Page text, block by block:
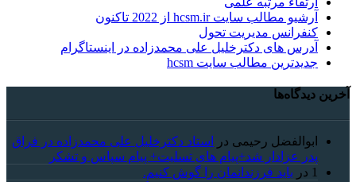
آرشیو مطالب سایت hcsm.ir از 2022 تاکنون
کنفرانس مدیریت تحول
آدرس های دکترخلیل علی محمدزاده در اینستاگرام
جدیدترین مطالب سایت hcsm
آخرین دیدگاه‌ها
ابوالفضل رحیمی در
استاد دکترخلیل علی محمدزاده در فراق
پدر عزادار شد+پیام های تسلیت+ پیام سپاس و تشکر
1 در باید فرزندانمان را گوش کنیم.